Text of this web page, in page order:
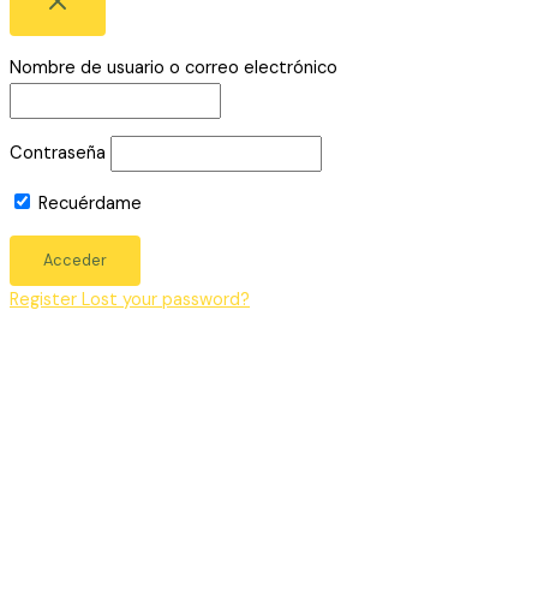
Nombre de usuario o correo electrónico
Contraseña
Recuérdame
Register Lost your password?